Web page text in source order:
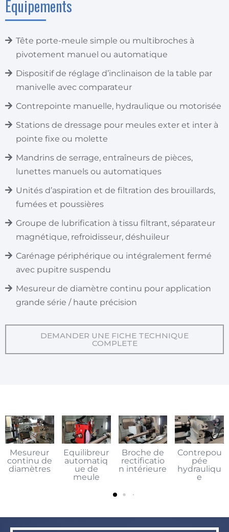
Equipements
Tête porte-meule simple ou multibroches à
pivotement manuel ou automatique
Dispositif de réglage d’inclinaison de la table par
manivelle avec comparateur
Contrepointe manuelle, hydraulique ou motorisée
Stations de dressage pour meules exter et inter à
pointe fixe ou molette
Mandrins de serrage, entraîneurs de pièces,
lunettes manuels ou automatiques
Unités d’aspiration et de filtration des brouillards,
fumées et poussières
Groupe de lubrification à tissu filtrant, séparateur
magnétique, refroidisseur, déshuileur
Carénage périphérique ou intégralement fermé
avec pupitre suspendu
Mesureur de diamètre continu pour application
grande série / haute précision
DEMANDER UNE FICHE TECHNIQUE
COMPLETE
Mesureur
continu de
diamètres
Equilibreur
automatiq
ue de
meule
Broche de
rectificatio
n intérieure
Contrepou
pée
hydrauliqu
e